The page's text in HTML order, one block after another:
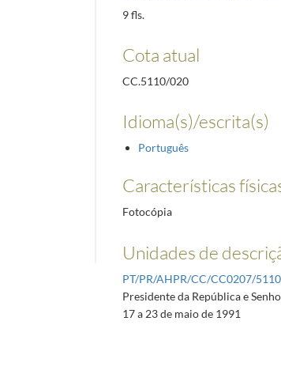
9 fls.
Cota atual
CC.5110/020
Idioma(s)/escrita(s)
Português
Características
Fotocópia
Unidades de
PT/PR/AHPR/CC/CC0207/
Presidente da República e
17 a 23 de maio de 1991